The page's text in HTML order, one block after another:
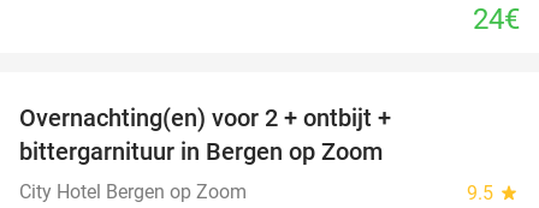
24€
Overnachting(en) voor 2 + ontbijt +
bittergarnituur in Bergen op Zoom
City Hotel Bergen op Zoom 9.5 star